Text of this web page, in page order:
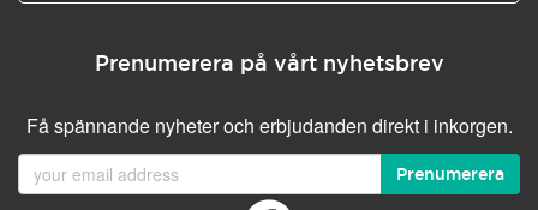
Prenumerera på vårt nyhetsbrev
Få spännande nyheter och erbjudanden direkt i inkorgen.
Prenumerera